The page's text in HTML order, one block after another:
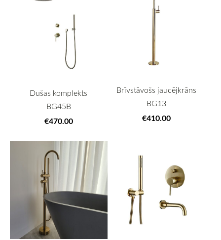
Dušas komplekts
BG45B
€470.00
Brīvstāvošs jaucējkrāns
BG13
€410.00